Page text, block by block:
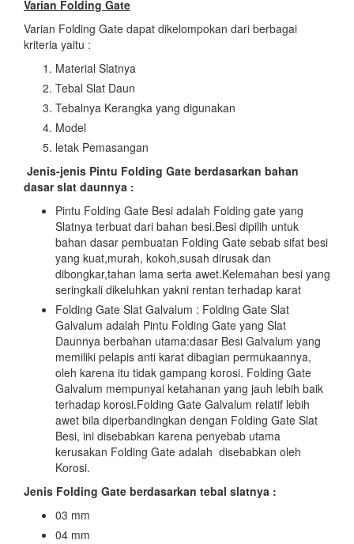
Varian Folding Gate
Varian Folding Gate dapat dikelompokan dari berbagai
kriteria yaitu :
Material Slatnya
Tebal Slat Daun
Tebalnya Kerangka yang digunakan
Model
letak Pemasangan
Jenis-jenis Pintu Folding Gate berdasarkan bahan
dasar slat daunnya :
Pintu Folding Gate Besi adalah Folding gate yang
Slatnya terbuat dari bahan besi.Besi dipilih untuk
bahan dasar pembuatan Folding Gate sebab sifat besi
yang kuat,murah, kokoh,susah dirusak dan
dibongkar,tahan lama serta awet.Kelemahan besi yang
seringkali dikeluhkan yakni rentan terhadap karat
Folding Gate Slat Galvalum : Folding Gate Slat
Galvalum adalah Pintu Folding Gate yang Slat
Daunnya berbahan utama:dasar Besi Galvalum yang
memiliki pelapis anti karat dibagian permukaannya,
oleh karena itu tidak gampang korosi. Folding Gate
Galvalum mempunyai ketahanan yang jauh lebih baik
terhadap korosi.Folding Gate Galvalum relatif lebih
awet bila diperbandingkan dengan Folding Gate Slat
Besi, ini disebabkan karena penyebab utama
kerusakan Folding Gate adalah disebabkan oleh
Korosi.
Jenis Folding Gate berdasarkan tebal slatnya :
03 mm
04 mm